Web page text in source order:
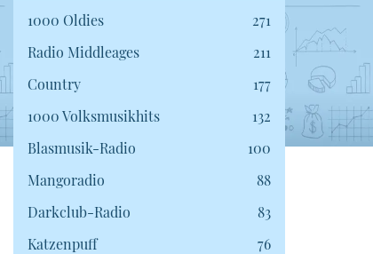
1000 Oldies
271
Radio Middleages
211
Country
177
1000 Volksmusikhits
132
Blasmusik-Radio
100
Mangoradio
88
Darkclub-Radio
83
Katzenpuff
76